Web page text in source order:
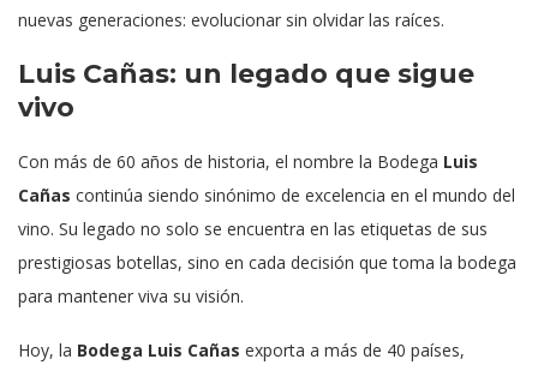
nuevas generaciones: evolucionar sin olvidar las raíces.
Luis Cañas: un legado que sigue
vivo
Con más de 60 años de historia, el nombre la Bodega Luis
Cañas continúa siendo sinónimo de excelencia en el mundo del
vino. Su legado no solo se encuentra en las etiquetas de sus
prestigiosas botellas, sino en cada decisión que toma la bodega
para mantener viva su visión.
Hoy, la Bodega Luis Cañas exporta a más de 40 países,